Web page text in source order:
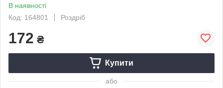
В наявності
Код: 164801
Роздріб
172 ₴
Купити
або